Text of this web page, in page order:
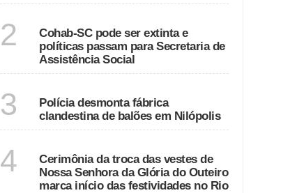
2
Cohab-SC pode ser extinta e
políticas passam para Secretaria de
Assistência Social
3
Polícia desmonta fábrica
clandestina de balões em Nilópolis
4
Cerimônia da troca das vestes de
Nossa Senhora da Glória do Outeiro
marca início das festividades no Rio